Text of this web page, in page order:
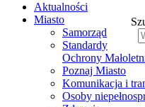
Aktualności
Miasto
Samorząd
Standardy
Ochrony
Poznaj Miasto
Komunikacja i
Osoby